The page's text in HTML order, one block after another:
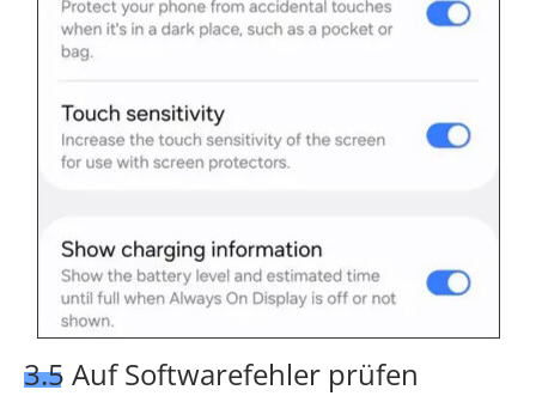
3.5 Auf Softwarefehler prüfen